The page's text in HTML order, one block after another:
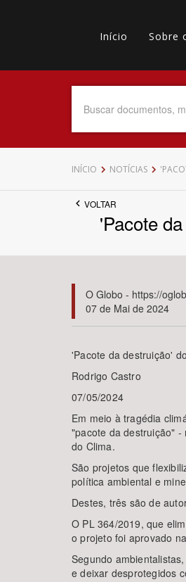
Main
navigation
Início Sobre
secundário
Data do Documento
Tema
Área de Levantamento
INÍCIO NOTÍCIAS
VOLTAR
'Pacote
O Globo - https://
07 de Mai de 2024
'Pacote da destruição'
Rodrigo Castro
07/05/2024
Em meio à tragédia
"pacote da destruição"
do Clima.
São projetos que
política ambiental e
Destes, três são de
O PL 364/2019, que
o projeto foi aprovado
Segundo
e deixar desprotegidos